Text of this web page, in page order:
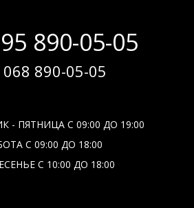
890-05-05
068 890-05-05
- ПЯТНИЦА С 09:00 ДО 19:00
С 09:00 ДО 18:00
С 10:00 ДО 18:00